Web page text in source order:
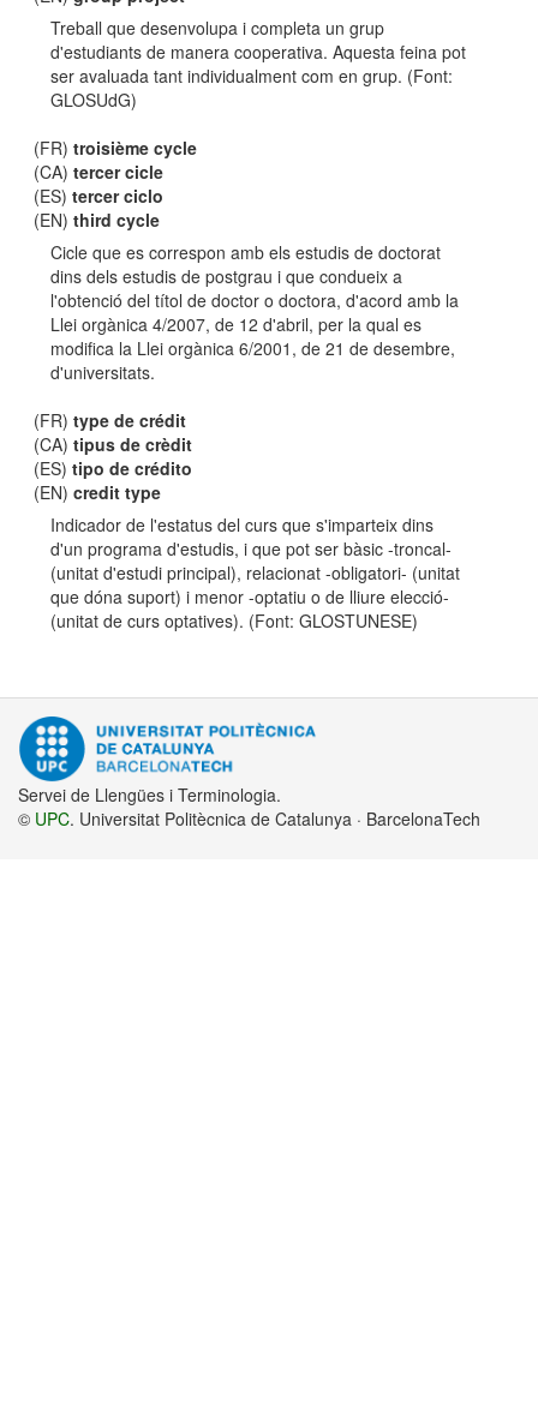
Treball que desenvolupa i completa un grup
d'estudiants de manera cooperativa. Aquesta feina pot
ser avaluada tant individualment com en grup. (Font:
GLOSUdG)
(FR)troisième cycle
(CA)tercer cicle
(ES)tercer ciclo
(EN)third cycle
Cicle que es correspon amb els estudis de doctorat
dins dels estudis de postgrau i que condueix a
l'obtenció del títol de doctor o doctora, d'acord amb la
Llei orgànica 4/2007, de 12 d'abril, per la qual es
modifica la Llei orgànica 6/2001, de 21 de desembre,
d'universitats.
(FR)type de crédit
(CA)tipus de crèdit
(ES)tipo de crédito
(EN)credit type
Indicador de l'estatus del curs que s'imparteix dins
d'un programa d'estudis, i que pot ser bàsic -troncal-
(unitat d'estudi principal), relacionat -obligatori- (unitat
que dóna suport) i menor -optatiu o de lliure elecció-
(unitat de curs optatives). (Font: GLOSTUNESE)
Servei de Llengües i Terminologia.
© UPC. Universitat Politècnica de Catalunya · BarcelonaTech